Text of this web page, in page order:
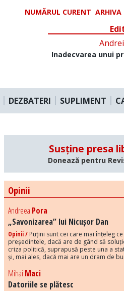
NUMĂRUL CURENT ARHIVA
Andrei
Inadecvarea unui
DEZBATERI SUPLIMENT
Susține presa
Donează pentru
Opinii
Andreea Pora
„Savonizarea” lui Nicușor Dan
Opinii / Puțini sunt cei care mai înțeleg
președintele, dacă are de gând să
criza politică, suprapusă peste una a
și, mai ales, dacă mai are un dram de
Mihai Maci
Datoriile se plătesc